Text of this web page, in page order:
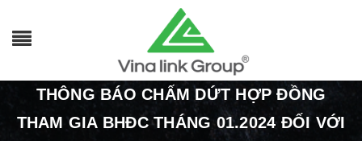
THÔNG BÁO CHẤM DỨT HỢP ĐỒNG
THAM GIA BHĐC THÁNG 01.2024 ĐỐI VỚI